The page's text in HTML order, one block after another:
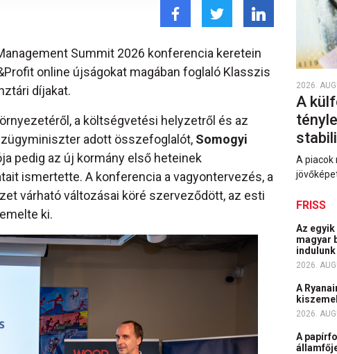
Summit 2026 konferencia keretein
online újságokat magában foglaló Klasszis
díjakat.
a költségvetési helyzetről és az
adott összefoglalót, Somogyi
pedig az új kormány első heteinek
ismertette. A konferencia a vagyontervezés, a
várható változásai köré szerveződött, az esti
ki.
2026.
A
A piacok
FRISS
Az
magyar
2026.
A
2026.
A